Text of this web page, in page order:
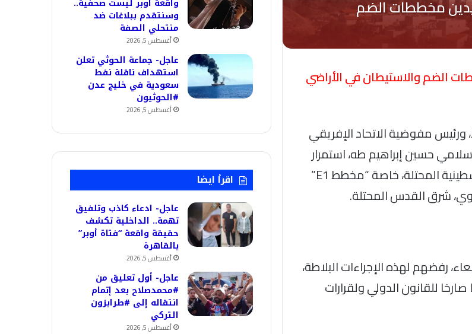
الضم والاستيطان في الأراضي
ورئيس مفوضية الاتحاد الإفريقي
حسين إبراهيم طه، استمرار
مخططات الضم والاستيطان الإسرائيلية في الأرض الفلسطينية المحتلة، خاصة “مخطط E1”
شرق القدس المحتلة.
رفضهم لهذه الإجراءات البلاطة،
للقانون الدولي ولقرارات
واقعة أوبر ليست صحفية..
وسنتقدم ببلاغات ضد
منتحلي الصفة
أغسطس 5, 2026
عاجل- جماعة الحوثي تعلن
استهداف ناقلة نفط
سعودية في خليج عدن
#الحوثيون
أغسطس 5, 2026
اقرأ ايضا
عاجل- ادعاء كاذب وتلفيق
تهمة.. الداخلية تكشف
حقيقة واقعة “فتاة أوبر”
بالقاهرة
أغسطس 5, 2026
عاجل- أول تعليق من
#محمدصلاح بعد إتمام
انتقاله إلى #طرابزون
التركي
أغسطس 5, 2026